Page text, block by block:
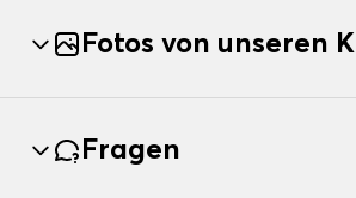
Fotos von unseren
Fragen